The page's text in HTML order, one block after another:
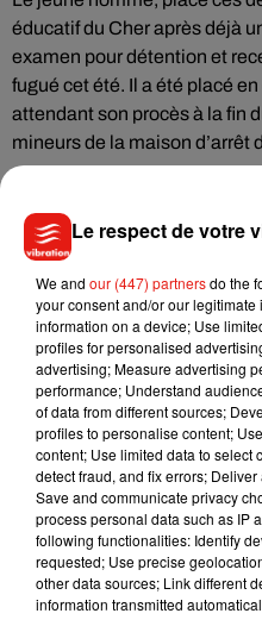
éducatif du Cher après déjà
examen pour détention et
fugué cet été. Il a été placé
attendant son procès à la fin
mineurs de la maison d’arrêt
Musique
7 août 2026
Julien
dans
7 août 2026
Madonna
Le respect de votre
We and our (447) partnersdo the
your consent and/or our
information on a device; Use
profiles for personalised
advertising; Measure advertising
performance; Understand
of data from different sources;
profiles to personalise content;
content; Use limited data to select
detect fraud, and fix errors;
Save and communicate privacy
process personal data such as IP
following functionalities: Identify
requested; Use precise
other data sources; Link different
information transmitted